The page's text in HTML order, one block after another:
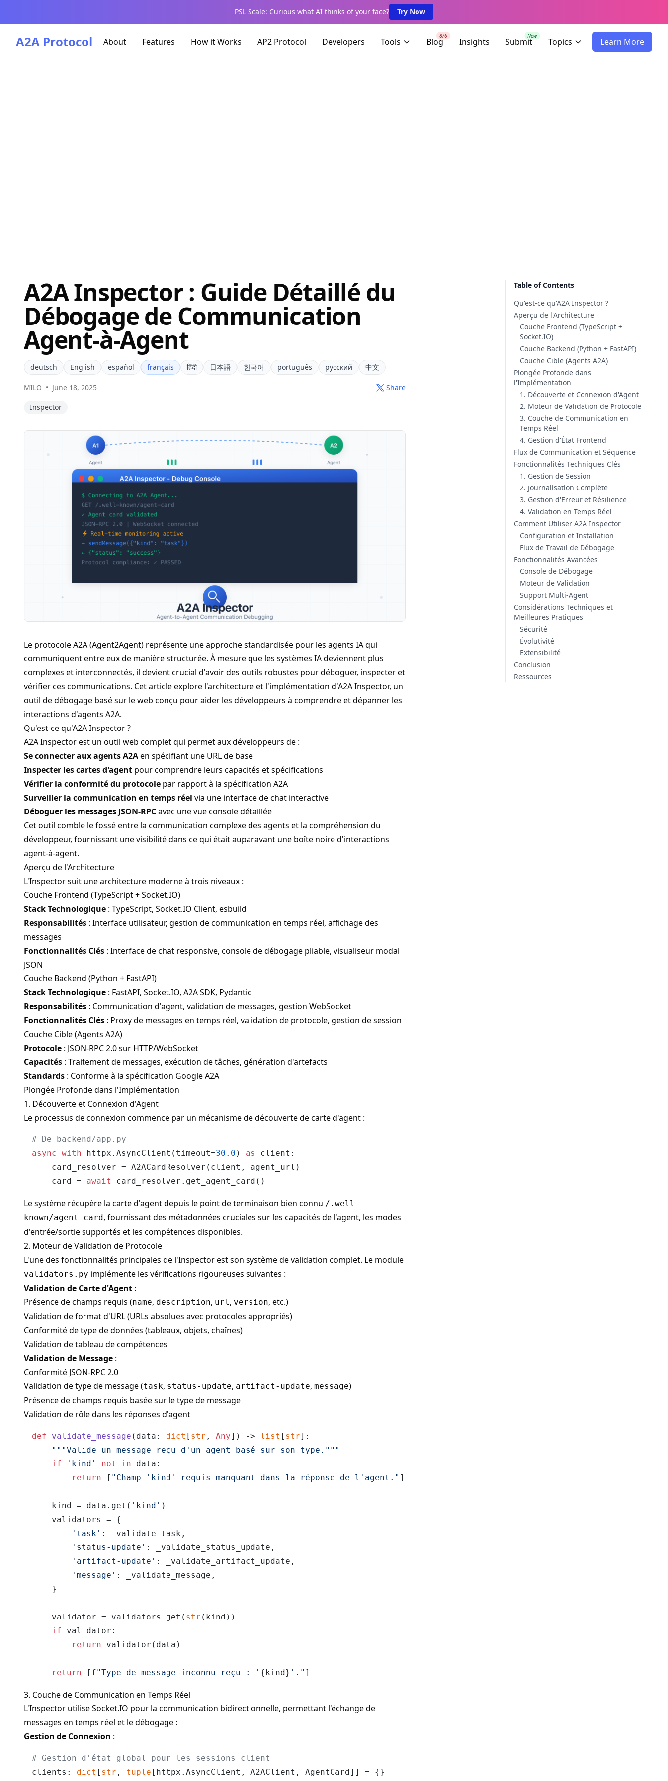
PSL Scale: Curious what AI thinks of your face? Try Now
A2A Protocol About Features How it Works AP2 Protocol Developers Tools Blog
8/6
Insights Submit
New
Topics Learn More
A2A Inspector : Guide Détaillé du
Débogage de Communication
Agent-à-Agent
deutsch English español français हिंदी 日本語 한국어 português русский 中文
MILO • June 18, 2025 Share
Inspector
Le protocoleA2A(Agent2Agent) représente une approche standardisée pour les agents IA qui
communiquent entre eux de manière structurée. À mesure que les systèmes IA deviennent plus
complexes et interconnectés, il devient crucial d'avoir des outils robustes pour déboguer, inspecter et
vérifier ces communications. Cet article explore l'architecture et l'implémentation d'A2A Inspector, un
outil de débogage basé sur le web conçu pour aider les développeurs à comprendre et dépanner les
interactions d'agents A2A.
Qu'est-ce qu'A2A Inspector ?
A2A Inspector est un outil web complet qui permet aux développeurs de :
Se connecter aux agents A2Aen spécifiant une URL de base
Inspecter les cartes d'agent pour comprendre leurs capacités et spécifications
Vérifier la conformité du protocole par rapport à la spécification A2A
Surveiller la communication en temps réel via une interface de chat interactive
Déboguer les messages JSON-RPCavec une vue console détaillée
Cet outil comble le fossé entre la communication complexe des agents et la compréhension du
développeur, fournissant une visibilité dans ce qui était auparavant une boîte noire d'interactions
agent-à-agent.
Aperçu de l'Architecture
L'Inspector suit une architecture moderne à trois niveaux :
Couche Frontend (TypeScript + Socket.IO)
Stack Technologique : TypeScript, Socket.IO Client, esbuild
Responsabilités : Interface utilisateur, gestion de communication en temps réel, affichage des
messages
Fonctionnalités Clés : Interface de chat responsive, console de débogage pliable, visualiseur modal
JSON
Couche Backend (Python + FastAPI)
Stack Technologique : FastAPI, Socket.IO, A2A SDK, Pydantic
Responsabilités : Communication d'agent, validation de messages, gestion WebSocket
Fonctionnalités Clés : Proxy de messages en temps réel, validation de protocole, gestion de session
Couche Cible (Agents A2A)
Protocole : JSON-RPC 2.0 sur HTTP/WebSocket
Capacités : Traitement de messages, exécution de tâches, génération d'artefacts
Standards : Conforme à la spécification Google A2A
Plongée Profonde dans l'Implémentation
1. Découverte et Connexion d'Agent
Le processus de connexion commence par un mécanisme de découverte de carte d'agent :
# De backend/app.py
async with httpx.AsyncClient(timeout=30.0 ) as
client:
    card_resolver = A2ACardResolver(client, agent_url)
    card =
await
Le système récupère la carte d'agent depuis le point de terminaison bien connu /.well-
known/agent-card, fournissant des métadonnées cruciales sur les capacités de l'agent, les modes
d'entrée/sortie supportés et les compétences disponibles.
2. Moteur de Validation de Protocole
L'une des fonctionnalités principales de l'Inspector est son système de validation complet. Le module
validators.py implémente les vérifications rigoureuses suivantes :
Validation de Carte d'Agent :
Présence de champs requis (name, description, url, version, etc.)
Validation de format d'URL (URLs absolues avec protocoles appropriés)
Conformité de type de données (tableaux, objets, chaînes)
Validation de tableau de compétences
Validation de Message :
Conformité JSON-RPC 2.0
Validation de type de message (task, status-update, artifact-update, message)
Présence de champs requis basée sur le type de message
Validation de rôle dans les réponses d'agent
def validate_message ( data: dict [ str , Any] ) -> list [ str]:
"""Valide un message reçu d'un agent basé sur son type."""
if
'kind' not in data:
return [ "Champ 'kind' requis manquant dans la réponse de l'agent." ]
    kind = data.get(
'kind' )
    validators = {
'task' : _validate_task,
'status-update' : _validate_status_update,
'artifact-update' : _validate_artifact_update,
'message' : _validate_message,
    }
    validator = validators.get(
str (kind))
if validator:
return validator(data)
return [ f"Type de message inconnu reçu : ' {kind} '."
3. Couche de Communication en Temps Réel
L'Inspector utilise Socket.IO pour la communication bidirectionnelle, permettant l'échange de
messages en temps réel et le débogage :
Gestion de Connexion :
# Gestion d'état global pour les sessions client
clients: dict [ str , tuple [httpx.AsyncClient, A2AClient, AgentCard]] = {}
Table of Contents
Qu'est-ce qu'A2A Inspector ?
Aperçu de l'Architecture
Couche Frontend (TypeScript +
Socket.IO)
Couche Backend (Python + FastAPI)
Couche Cible (Agents A2A)
Plongée Profonde dans
l'Implémentation
1. Découverte et Connexion d'Agent
2. Moteur de Validation de Protocole
3. Couche de Communication en
Temps Réel
4. Gestion d'État Frontend
Flux de Communication et Séquence
Fonctionnalités Techniques Clés
1. Gestion de Session
2. Journalisation Complète
3. Gestion d'Erreur et Résilience
4. Validation en Temps Réel
Comment Utiliser A2A Inspector
Configuration et Installation
Flux de Travail de Débogage
Fonctionnalités Avancées
Console de Débogage
Moteur de Validation
Support Multi-Agent
Considérations Techniques et
Meilleures Pratiques
Sécurité
Évolutivité
Extensibilité
Conclusion
Ressources